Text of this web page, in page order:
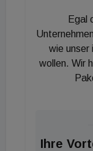
die
Rekordgewinn
dieser Puffer
nie zuvor,
Egal
wie unser
wollen. Wir
Ihre